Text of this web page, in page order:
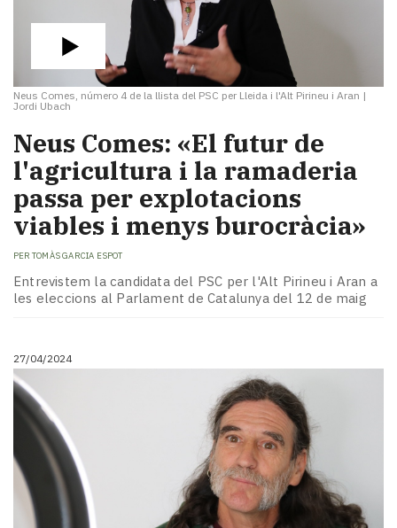
Neus Comes, número 4 de la llista del PSC per Lleida i l'Alt Pirineu i Aran |
Jordi Ubach
Neus Comes: «El futur de
l'agricultura i la ramaderia
passa per explotacions
viables i menys burocràcia»
PER TOMÀS GARCIA ESPOT
Entrevistem la candidata del PSC per l'Alt Pirineu i Aran a
les eleccions al Parlament de Catalunya del 12 de maig
27/04/2024